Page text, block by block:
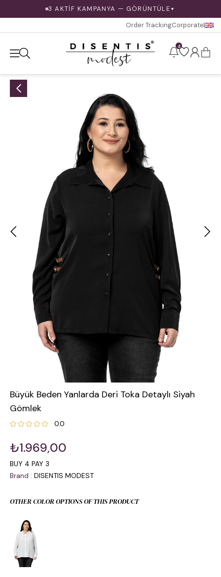
3 AKTİF KAMPANYA — GÖRÜNTÜLE ▼
Order TrackingCorporate
4
Büyük Beden Yanlarda Deri Toka Detaylı Siyah
Gömlek
0.0
₺1.969,00
BUY 4 PAY 3
Brand : DISENTIS MODEST
OTHER COLOR OPTIONS OF THIS PRODUCT